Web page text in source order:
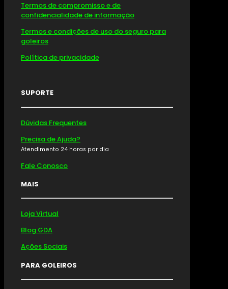
Termos de compromisso e de
confidencialidade de informação
Termos e condições de uso do seguro para
goleiros
Política de privacidade
SUPORTE
Dúvidas Frequentes
Precisa de Ajuda?
Atendimento 24 horas por dia
Fale Conosco
MAIS
Loja Virtual
Blog GDA
Ações Sociais
PARA GOLEIROS